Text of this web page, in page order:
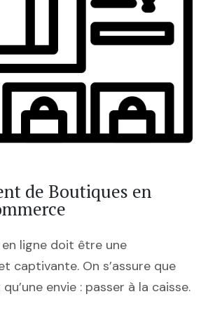
de Boutiques en
ligne doit être une
captivante. On s’assure que
envie : passer à la caisse.